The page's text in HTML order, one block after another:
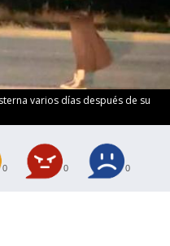
varios días después de su
0 0 0